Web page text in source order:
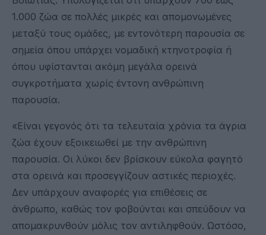
1.000 ζώα σε πολλές μικρές και απομονωμένες
μεταξύ τους ομάδες, με εντονότερη παρουσία σε
σημεία όπου υπάρχει νομαδική κτηνοτροφία ή
όπου υφίστανται ακόμη μεγάλα ορεινά
συγκροτήματα χωρίς έντονη ανθρώπινη
παρουσία.
«Είναι γεγονός ότι τα τελευταία χρόνια τα άγρια
ζώα έχουν εξοικειωθεί με την ανθρώπινη
παρουσία. Οι λύκοι δεν βρίσκουν εύκολα φαγητό
στα ορεινά και προσεγγίζουν αστικές περιοχές.
Δεν υπάρχουν αναφορές για επιθέσεις σε
άνθρωπο, καθώς τον φοβούνται και σπεύδουν να
απομακρυνθούν μόλις τον αντιληφθούν. Ωστόσο,